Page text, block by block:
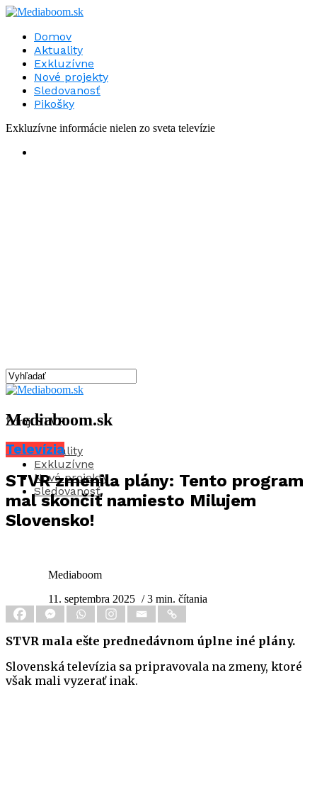
Domov
Aktuality
Exkluzívne
Nové projekty
Sledovanosť
Pikošky
Exkluzívne informácie nielen zo sveta televízie
Mediaboom.sk
Aktuality
Exkluzívne
Nové projekty
Sledovanosť
Zdroj: STVR
Televízia
STVR zmenila plány: Tento program
mal skončiť namiesto Milujem
Slovensko!
Mediaboom
11. septembra 2025 / 3 min. čítania
STVR mala ešte prednedávnom úplne iné plány.
Slovenská televízia sa pripravovala na zmeny, ktoré
však mali vyzerať inak.